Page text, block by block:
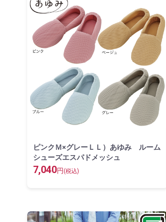
ピンクＭ×グレーＬＬ）あゆみ ルーム
シューズエスパドメッシュ
7,040円(税込)